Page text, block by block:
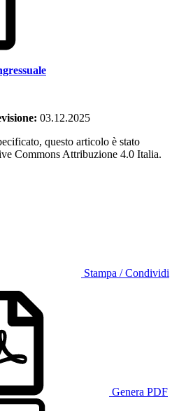
03.12.2025
questo articolo è stato
Commons Attribuzione 4.0 Italia.
Stampa / Condividi
Genera PDF